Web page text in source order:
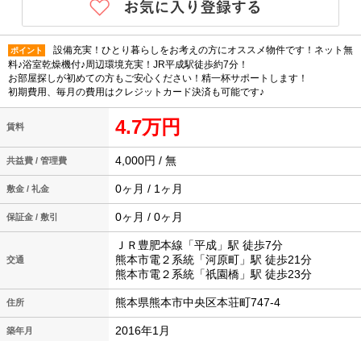
ポイント
設備充実！ひとり暮らしをお考えの方にオススメ物件です！ネット無
料♪浴室乾燥機付♪周辺環境充実！JR平成駅徒歩約7分！
お部屋探しが初めての方もご安心ください！精一杯サポートします！
初期費用、毎月の費用はクレジットカード決済も可能です♪
賃料 4.7万円
共益費 / 管理費 4,000円 / 無
敷金 / 礼金 0ヶ月 / 1ヶ月
保証金 / 敷引 0ヶ月 / 0ヶ月
交通
ＪＲ豊肥本線「平成」駅 徒歩7分
熊本市電２系統「河原町」駅 徒歩21分
熊本市電２系統「祇園橋」駅 徒歩23分
住所 熊本県熊本市中央区本荘町747-4
築年月 2016年1月